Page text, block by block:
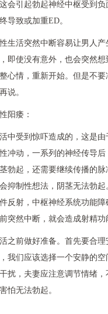
会引起勃起神经中枢受到
导致或加重ED。
生活突然中断容易让男人
即使没有意外，也会突然
心情，重新开始。但是不
说。
阳痿：
中受到惊吓造成的，这是
冲动，一系列的神经传导
勃起，还需要继续传播的
抑制性想法，阴茎无法勃
反射，中枢神经系统功能
突然中断，就会造成射精功
之前做好准备。首先要合
我们应该选择一个安静的空
扰，夫妻应注意调节情绪
怕无法勃起。